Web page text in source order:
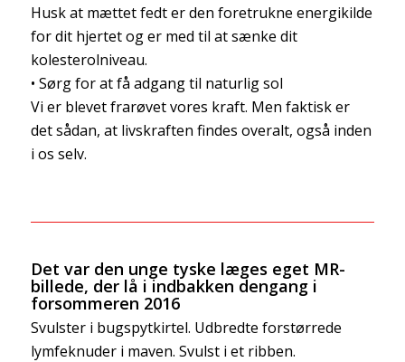
Husk at mættet fedt er den foretrukne energikilde
for dit hjertet og er med til at sænke dit
kolesterolniveau.
• Sørg for at få adgang til naturlig sol
Vi er blevet frarøvet vores kraft. Men faktisk er
det sådan, at livskraften findes overalt, også inden
i os selv.
Det var den unge tyske læges eget MR-
billede, der lå i indbakken dengang i
forsommeren 2016
Svulster i bugspytkirtel. Udbredte forstørrede
lymfeknuder i maven. Svulst i et ribben.